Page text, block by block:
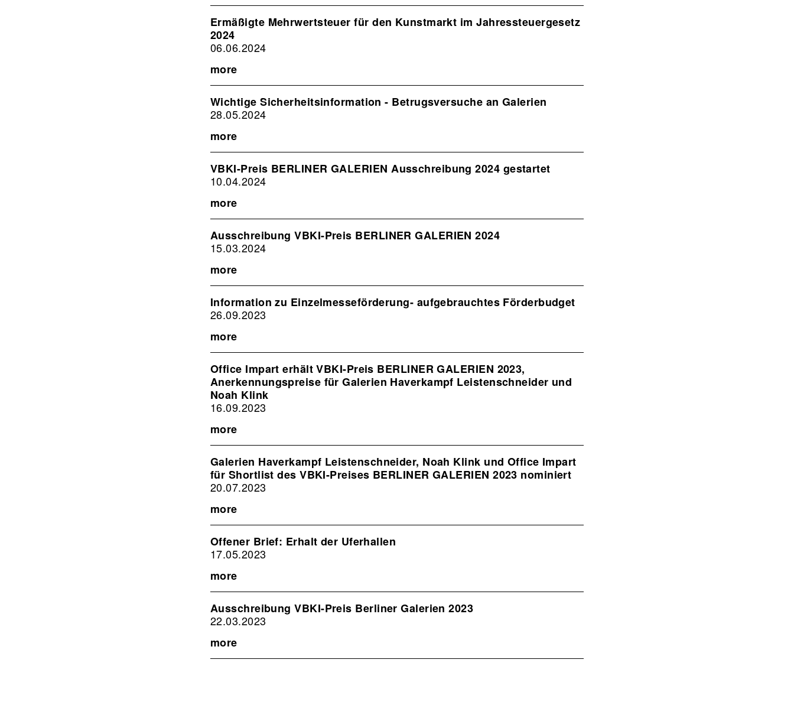
Ermäßigte Mehrwertsteuer für den Kunstmarkt im Jahressteuergesetz
2024
06.06.2024
more
Wichtige Sicherheitsinformation - Betrugsversuche an Galerien
28.05.2024
more
VBKI-Preis BERLINER GALERIEN Ausschreibung 2024 gestartet
10.04.2024
more
Ausschreibung VBKI-Preis BERLINER GALERIEN 2024
15.03.2024
more
Information zu Einzelmesseförderung- aufgebrauchtes Förderbudget
26.09.2023
more
Office Impart erhält VBKI-Preis BERLINER GALERIEN 2023,
Anerkennungs­preise für Galerien Haverkampf Leistenschneider und
Noah Klink
16.09.2023
more
Galerien Haverkampf Leistenschneider, Noah Klink und Office Impart
für Shortlist des VBKI-Preises BERLINER GALERIEN 2023 nominiert
20.07.2023
more
Offener Brief: Erhalt der Uferhallen
17.05.2023
more
Ausschreibung VBKI-Preis Berliner Galerien 2023
22.03.2023
more